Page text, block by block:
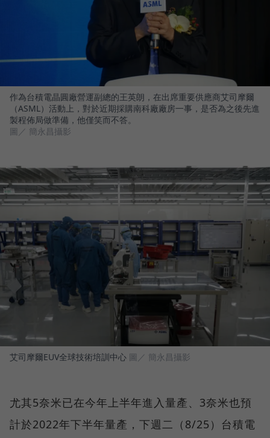
作為台積電晶圓廠營運副總的王英朗，在出席重要供應商艾司摩爾
（ASML）活動上，對於近期採購南科廠廠房一事，是否為之後先進
製程佈局做準備，他僅笑而不答。
圖／ 簡永昌攝影
艾司摩爾EUV全球技術培訓中心 圖／ 簡永昌攝影
尤其5奈米已在今年上半年進入量產、3奈米也預
計於2022年下半年量產，下週二（8/25）台積電